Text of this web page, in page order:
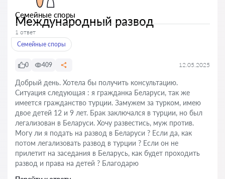
Семейные споры
Международный развод
1 ответ
Семейные споры
0 409 12.05.2025
Добрый день. Хотела бы получить консультацию.
Ситуация следующая : я гражданка Беларуси, так же
имеется гражданство турции. Замужем за турком, имею
двое детей 12 и 9 лет. Брак заключался в турции, но был
легализован в Беларуси. Хочу развестись, муж против.
Могу ли я подать на развод в Беларуси ? Если да, как
потом легализовать развод в турции ? Если он не
прилетит на заседания в Беларусь, как будет проходить
развод и права на детей ? Благодарю